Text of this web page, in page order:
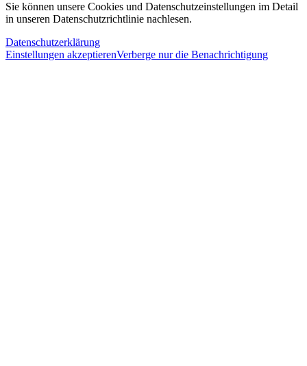
Sie können unsere Cookies und Datenschutzeinstellungen im Detail
in unseren Datenschutzrichtlinie nachlesen.
Datenschutzerklärung
Einstellungen akzeptierenVerberge nur die Benachrichtigung